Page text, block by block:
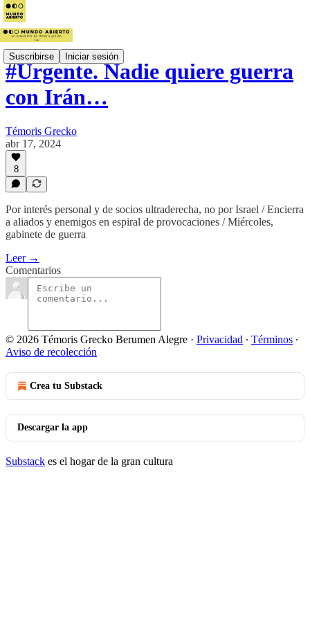
Suscribirse Iniciar sesión
#Urgente. Nadie quiere guerra
con Irán…
Témoris Grecko
abr 17, 2024
8
Por interés personal y de socios ultraderecha, no por Israel / Encierra
a aliados y enemigos en espiral de provocaciones / Miércoles,
gabinete de guerra
Leer →
Comentarios
© 2026 Témoris Grecko Berumen Alegre · Privacidad ∙ Términos ∙
Aviso de recolección
Crea tu Substack
Descargar la app
Substack es el hogar de la gran cultura